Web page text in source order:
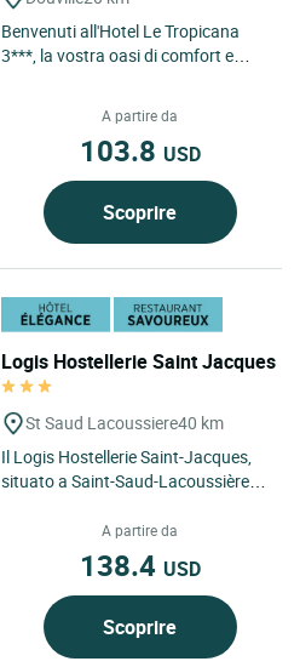
Benvenuti all'Hotel Le Tropicana
3***, la vostra oasi di comfort e
A partire da
103.8 USD
Scoprire
Logis Hostellerie Saint Jacques
St Saud Lacoussiere40 km
Il Logis Hostellerie Saint-Jacques,
situato a Saint-Saud-Lacoussière, è
viaggiatori in cerca...
A partire da
138.4 USD
Scoprire